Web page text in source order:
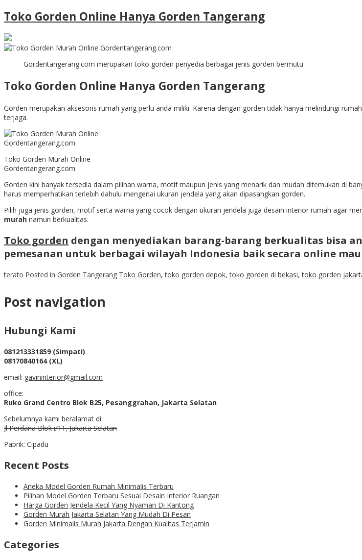
Toko Gorden Online Hanya Gorden Tangerang
Gordentangerang.com merupakan toko gorden penyedia berbagai jenis gorden bermutu
Toko Gorden Online Hanya Gorden Tangerang
Gorden merupakan aksesoris rumah yang perlu anda miliki. Karena dengan gorden tidak hanya melindungi
terjaga.
Toko Gorden Murah Online
Gordentangerang.com
Gorden kini banyak tersedia dalam pilihan warna, motif maupun jenis yang menarik dan mudah ditemukan di
harus memperhatikan terlebih dahulu mengenai ukuran jendela yang akan dipasangkan gorden.
Pilih juga jenis gorden, motif serta warna yang cocok dengan ukuran jendela juga desain interior rumah agar
murah namun berkualitas.
Toko gorden dengan menyediakan barang-barang berkualitas bisa
pemesanan untuk berbagai wilayah Indonesia baik secara online
terato Posted in Gorden Tangerang Toko Gorden,toko gorden depok,toko gorden di bekasi,toko gorden
Post navigation
Hubungi Kami
081213331859 (Simpati)
08170840164 (XL)
email: gavininterior@gmail.com
office:
Ruko Grand Centro Blok B25, Pesanggrahan, Jakarta Selatan
Sebelumnya kami beralamat di:
Jl Perdana Blok i/11, Jakarta Selatan
Pabrik: Cipadu
Recent Posts
Aneka Model Gorden Rumah Minimalis Terbaru
Pilihan Model Gorden Terbaru Sesuai Desain Interior Ruangan
Harga Gorden Jendela Kecil Yang Nyaman Di Kantong
Gorden Murah Jakarta Selatan Yang Mudah Di Pesan
Gorden Minimalis Murah Jakarta Dengan Kualitas Terjamin
Categories